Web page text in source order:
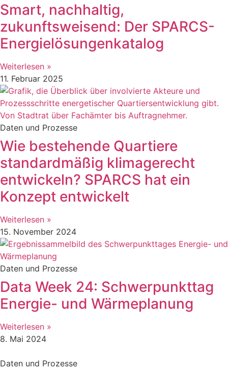
Smart, nachhaltig,
zukunftsweisend: Der SPARCS-
Energielösungenkatalog
Weiterlesen »
11. Februar 2025
Daten und Prozesse
Wie bestehende Quartiere
standardmäßig klimagerecht
entwickeln? SPARCS hat ein
Konzept entwickelt
Weiterlesen »
15. November 2024
Daten und Prozesse
Data Week 24: Schwerpunkttag
Energie- und Wärmeplanung
Weiterlesen »
8. Mai 2024
Daten und Prozesse